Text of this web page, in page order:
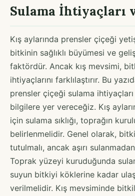
Sulama İhtiyaçları
Kış aylarında prensler çiçeği
bitkinin sağlıklı büyümesi ve
faktördür. Ancak kış mevsimi,
ihtiyaçlarını farklılaştırır. Bu
prensler çiçeği sulama ihtiyaçları
bilgilere yer vereceğiz. Kış
için sulama sıklığı, toprağın
belirlenmelidir. Genel olarak,
tutulmalı, ancak aşırı sulanmadan
Toprak yüzeyi kuruduğunda
suyun bitkiyi köklerine kadar
verilmelidir. Kış mevsiminde